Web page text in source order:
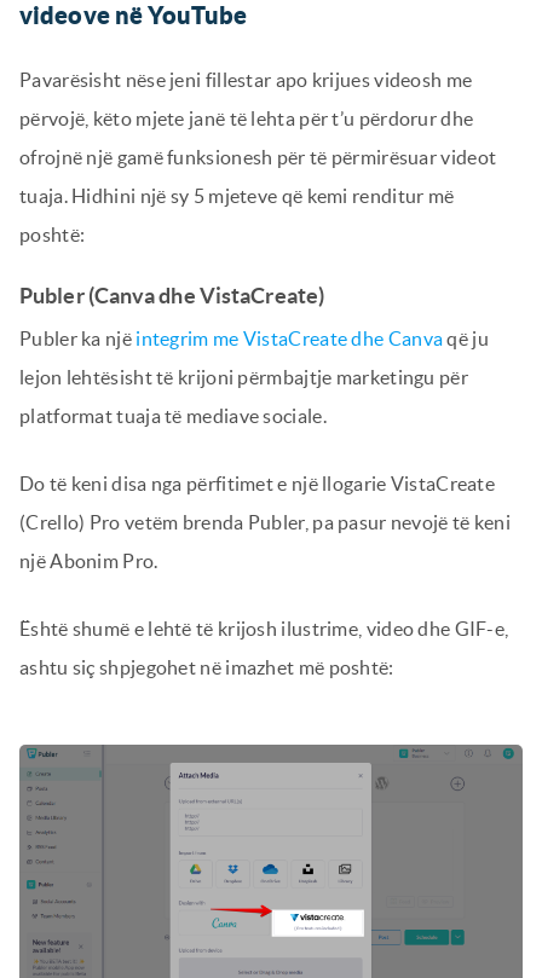
videove në YouTube
Pavarësisht nëse jeni fillestar apo krijues videosh me
përvojë, këto mjete janë të lehta për t’u përdorur dhe
ofrojnë një gamë funksionesh për të përmirësuar videot
tuaja. Hidhini një sy 5 mjeteve që kemi renditur më
poshtë:
Publer (Canva dhe VistaCreate)
Publer ka një integrim me VistaCreate dhe Canvaqë ju
lejon lehtësisht të krijoni përmbajtje marketingu për
platformat tuaja të mediave sociale.
Do të keni disa nga përfitimet e një llogarie VistaCreate
(Crello) Pro vetëm brenda Publer, pa pasur nevojë të keni
një Abonim Pro.
Është shumë e lehtë të krijosh ilustrime, video dhe GIF-e,
ashtu siç shpjegohet në imazhet më poshtë: